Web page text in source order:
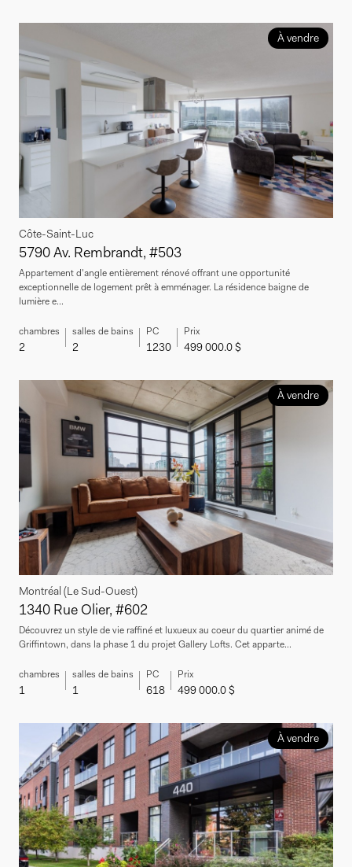
À vendre
Côte-Saint-Luc
5790 Av. Rembrandt, #503
Appartement d'angle entièrement rénové offrant une opportunité
exceptionnelle de logement prêt à emménager. La résidence baigne de
lumière e...
chambres
2
salles de bains
2
PC
1230
Prix
499 000.0 $
À vendre
Montréal (Le Sud-Ouest)
1340 Rue Olier, #602
Découvrez un style de vie raffiné et luxueux au coeur du quartier animé de
Griffintown, dans la phase 1 du projet Gallery Lofts. Cet apparte...
chambres
1
salles de bains
1
PC
618
Prix
499 000.0 $
À vendre